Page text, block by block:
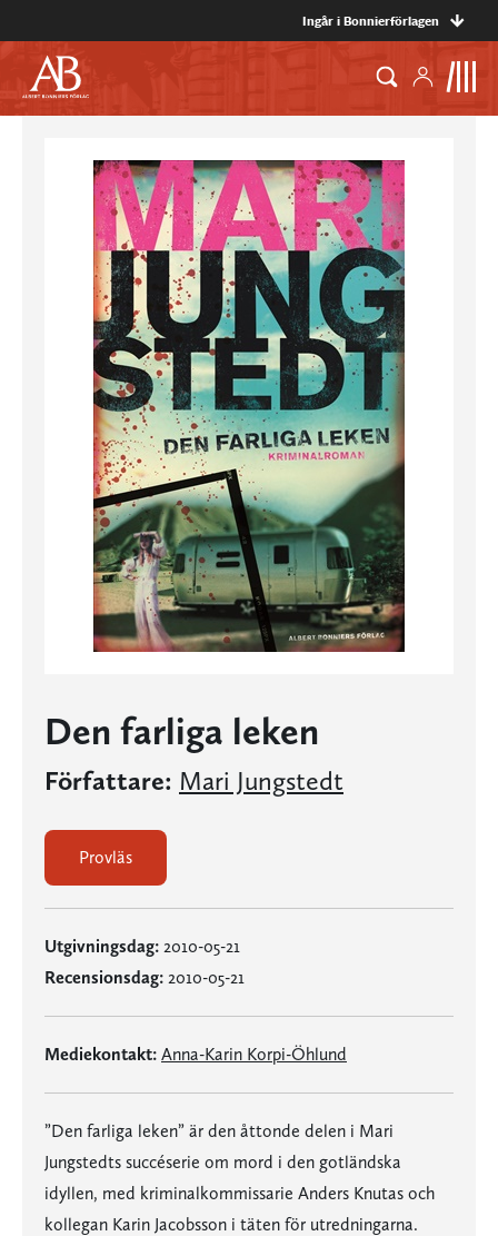
Ingår i Bonnierförlagen
Den farliga leken
Författare: Mari Jungstedt
Provläs
Utgivningsdag: 2010-05-21
Recensionsdag: 2010-05-21
Mediekontakt: Anna-Karin Korpi-Öhlund
”Den farliga leken” är den åttonde delen i Mari
Jungstedts succéserie om mord i den gotländska
idyllen, med kriminalkommissarie Anders Knutas och
kollegan Karin Jacobsson i täten för utredningarna.